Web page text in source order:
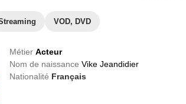
VOD, DVD
Métier Acteur
Nom de naissance Vike Jeandidier
Nationalité Français